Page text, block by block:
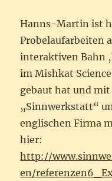
Hanns-Martin ist
Probelaufarbeiten
interaktiven Bahn
im Mishkat
gebaut hat und
„Sinnwerkstatt“
englischen Firma
hier:
http://
en/